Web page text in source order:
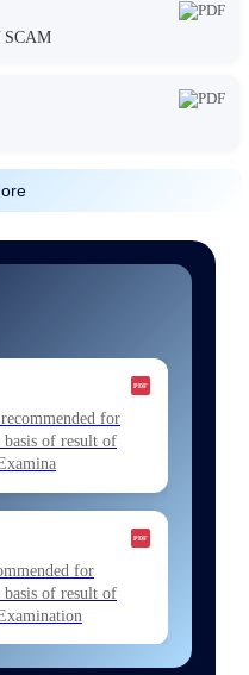
SCAM
for
basis of result of
for
basis of result of